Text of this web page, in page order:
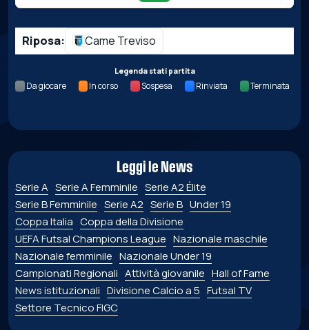
Riposa: Came Treviso
Legenda stati partita
Da giocare In corso Sospesa Rinviata Terminata
Leggi le News
Serie A Serie A Femminile Serie A2 Élite
Serie B Femminile Serie A2 Serie B Under 19
Coppa Italia Coppa della Divisione
UEFA Futsal Champions League Nazionale maschile
Nazionale femminile Nazionale Under 19
Campionati Regionali Attività giovanile Hall of Fame
News istituzionali Divisione Calcio a 5 Futsal TV
Settore Tecnico FIGC